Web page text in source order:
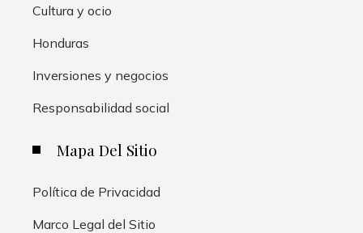
Cultura y ocio
Honduras
Inversiones y negocios
Responsabilidad social
Mapa Del Sitio
Política de Privacidad
Marco Legal del Sitio